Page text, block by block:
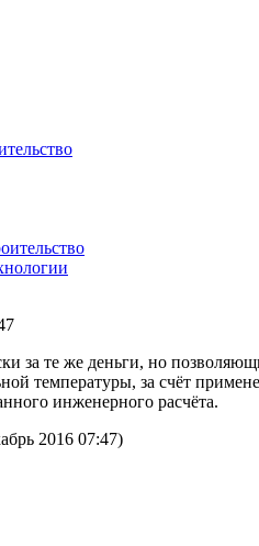
за те же деньги, но
температуры, за счёт
инженерного расчёта.
2016 07:47)